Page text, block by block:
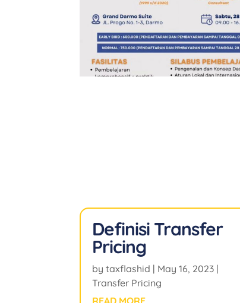
Definisi Transfer
Pricing
bytaxflashid | May 16, 2023 |
Transfer Pricing
READ MORE